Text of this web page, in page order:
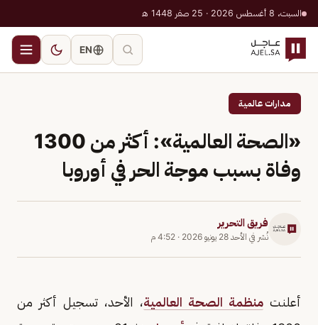
السبت، 8 أغسطس 2026 · 25 صفر 1448 هـ
EN
مدارات عالمية
«الصحة العالمية»: أكثر من 1300
وفاة بسبب موجة الحر في أوروبا
فريق التحرير
نُشر في الأحد 28 يونيو 2026 · 4:52 م
أعلنتمنظمة الصحة العالمية، الأحد، تسجيل أكثر من